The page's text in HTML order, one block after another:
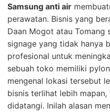
Samsung anti air
perawatan. Bisnis yang
Daan Mogot atau Tomang
signage yang tidak hanya
profesional untuk
sebuah toko memiliki
mengenal lokasi tersebut
bisnis terlihat lebih
didatangi. Inilah alasan